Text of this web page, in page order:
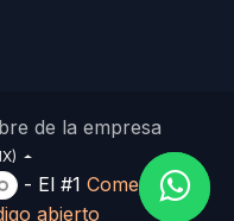
de la empresa
- El #1Comercio
abierto